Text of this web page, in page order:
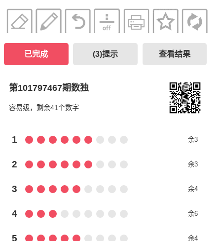
已完成 (3)提示 查看结果
第101797467期数独
容易级，剩余41个数字
1 余3
2 余3
3 余4
4 余6
5 余4